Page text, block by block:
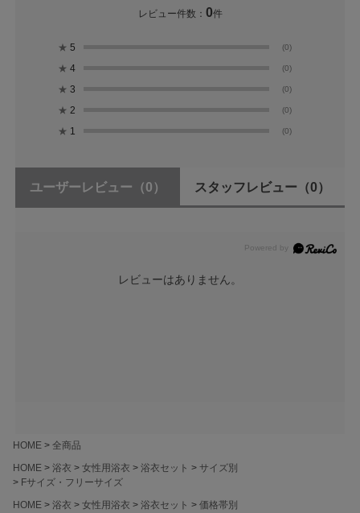
レビュー件数： 0件
★ 5 (0)
★ 4 (0)
★ 3 (0)
★ 2 (0)
★ 1 (0)
ユーザーレビュー （0） スタッフレビュー （0）
レビューはありません。
HOME
全商品
HOME
浴衣 女性用浴衣 浴衣セット
サイズ別
Fサイズ・フリーサイズ
HOME
浴衣 女性用浴衣 浴衣セット
価格帯別